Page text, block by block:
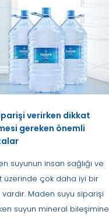
verirken dikkat
gereken önemli
suyunun insan sağlığı ve
üzerinde çok daha iyi bir
vardır. Maden suyu siparişi
suyun mineral bileşimine